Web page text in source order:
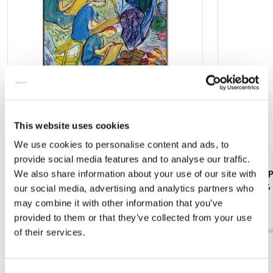
This website uses cookies
We use cookies to personalise content and ads, to
provide social media features and to analyse our traffic.
We also share information about your use of our site with
our social media, advertising and analytics partners who
may combine it with other information that you’ve
provided to them or that they’ve collected from your use
of their services.
Koelkastmagneet: Gouache from Leben? oder
Theater? Charlotte Salomon, JHM
€ 3,50
Jan